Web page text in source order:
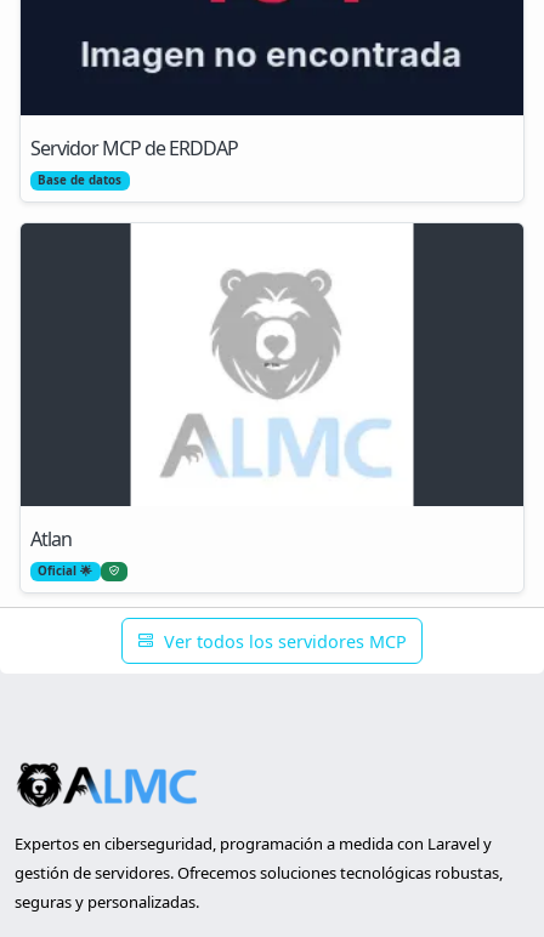
Servidor MCP de ERDDAP
Base de datos
Atlan
Oficial 🌟
Ver todos los servidores MCP
Expertos en ciberseguridad, programación a medida con Laravel y
gestión de servidores. Ofrecemos soluciones tecnológicas robustas,
seguras y personalizadas.